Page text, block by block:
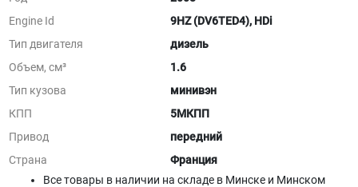
Engine Id
9HZ (DV6TED4), HDi
Тип двигателя
дизель
Объем, см³
1.6
Тип кузова
минивэн
КПП
5МКПП
Привод
передний
Страна
Франция
Все товары в наличии на складе в Минскe и Минском